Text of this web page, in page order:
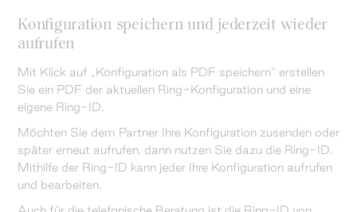
Konfiguration speichern und jederzeit wieder
aufrufen
Mit Klick auf „Konfiguration als PDF speichern“ erstellen
Sie ein PDF der aktuellen Ring-Konfiguration und eine
eigene Ring-ID.
Möchten Sie dem Partner Ihre Konfiguration zusenden oder
später erneut aufrufen, dann nutzen Sie dazu die Ring-ID.
Mithilfe der Ring-ID kann jeder Ihre Konfiguration aufrufen
und bearbeiten.